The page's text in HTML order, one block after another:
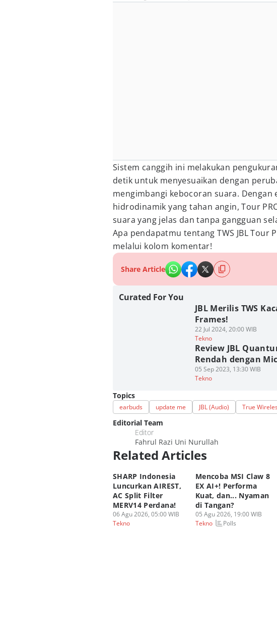
Sistem canggih ini melakukan
detik untuk menyesuaikan dengan
mengimbangi kebocoran suara.
hidrodinamik yang tahan angin, Tour
suara yang jelas dan tanpa gangguan
Apa pendapatmu tentang TWS JBL Tour
melalui kolom komentar!
Share Article
Curated For You
JBL Merilis TWS
Frames!
22 Jul 2024, 20:00 WIB
Tekno
Review JBL
Rendah dengan
05 Sep 2023, 13:30 WIB
Tekno
Topics
earbuds update me JBL (Audio) True
Editorial Team
Editor
Fahrul Razi Uni Nurullah
Related Articles
SHARP Indonesia
Luncurkan AIREST,
AC Split Filter
MERV14 Perdana!
06 Agu 2026, 05:00 WIB
Tekno
Mencoba MSI Claw 8
EX AI+! Performa
Kuat, dan... Nyaman
di Tangan?
05 Agu 2026, 19:00 WIB
Tekno
Polls